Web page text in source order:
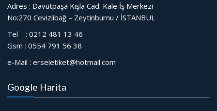
Adres : Davutpaşa Kışla Cad. Kale İş Merkezi
No:270 Cevizlibağ – Zeytinburnu / İSTANBUL
Tel : 0212 481 13 46
Gsm : 0554 791 56 38
e-Mail : erseletiket@hotmail.com
Google Harita